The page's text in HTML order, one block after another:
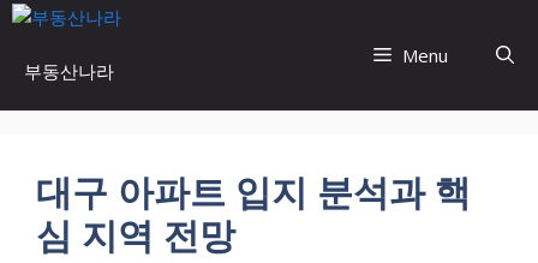
Skip
content
부동산나라
Menu
대구 아파트 입지 분석과 핵
심 지역 전망